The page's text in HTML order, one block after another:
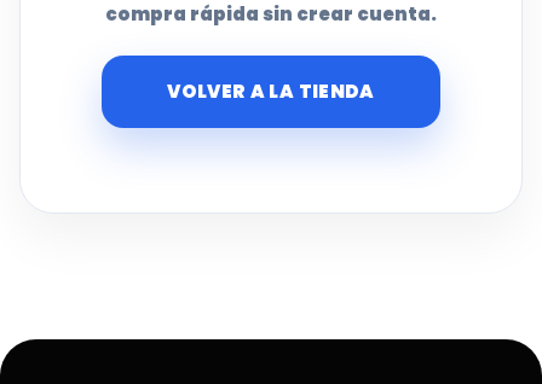
compra rápida sin crear cuenta.
VOLVER A LA TIENDA